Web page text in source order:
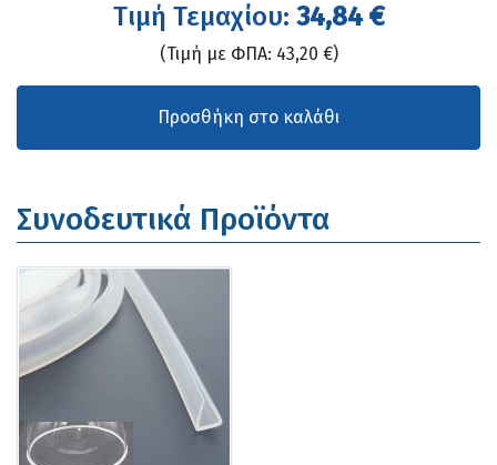
Tιμή Τεμαχίου: 34,84 €
(Τιμή με ΦΠΑ: 43,20 €)
Συνοδευτικά Προϊόντα